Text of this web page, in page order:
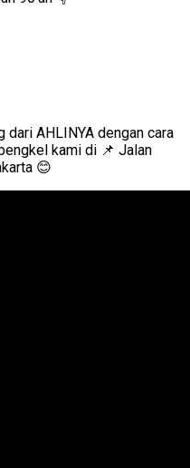
AHLINYA dengan cara
kami di 📌 Jalan
😊